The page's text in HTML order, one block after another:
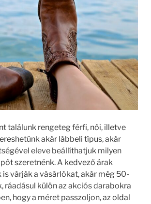
találunk rengeteg férfi, női, illetve
akár lábbeli típus, akár
eleve beállíthatjuk milyen
szeretnénk. A kedvező árak
várják a vásárlókat, akár még 50-
ráadásul külön az akciós darabokra
hogy a méret passzoljon, az oldal